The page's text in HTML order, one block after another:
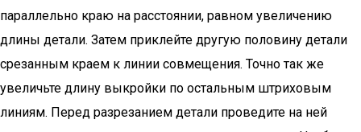
параллельно краю на расстоянии, равном увеличению
длины детали. Затем приклейте другую половину детали
срезанным краем к линии совмещения. Точно так же
увеличьте длину выкройки по остальным штриховым
линиям. Перед разрезанием детали проведите на ней